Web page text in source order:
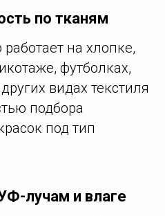
по тканям
на хлопке,
футболках,
видах текстиля
подбора
под тип
лучам и влаге